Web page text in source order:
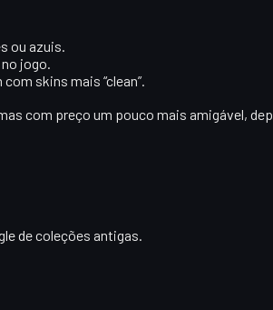
ou azuis.
jogo.
skins mais “clean”.
com preço um pouco mais amigável,
de coleções antigas.